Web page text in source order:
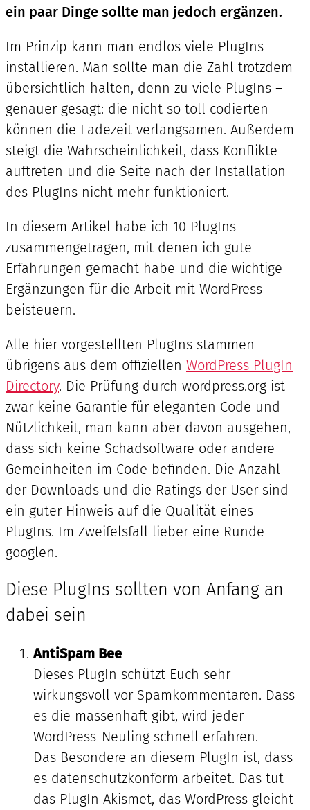
ein paar Dinge sollte man jedoch ergänzen.
Im Prinzip kann man endlos viele PlugIns
installieren. Man sollte man die Zahl trotzdem
übersichtlich halten, denn zu viele PlugIns –
genauer gesagt: die nicht so toll codierten –
können die Ladezeit verlangsamen. Außerdem
steigt die Wahrscheinlichkeit, dass Konflikte
auftreten und die Seite nach der Installation
des PlugIns nicht mehr funktioniert.
In diesem Artikel habe ich 10 PlugIns
zusammengetragen, mit denen ich gute
Erfahrungen gemacht habe und die wichtige
Ergänzungen für die Arbeit mit WordPress
beisteuern.
Alle hier vorgestellten PlugIns stammen
übrigens aus dem offiziellen WordPress PlugIn
Directory. Die Prüfung durch wordpress.org ist
zwar keine Garantie für eleganten Code und
Nützlichkeit, man kann aber davon ausgehen,
dass sich keine Schadsoftware oder andere
Gemeinheiten im Code befinden. Die Anzahl
der Downloads und die Ratings der User sind
ein guter Hinweis auf die Qualität eines
PlugIns. Im Zweifelsfall lieber eine Runde
googlen.
Diese PlugIns sollten von Anfang an
dabei sein
AntiSpam Bee
Dieses PlugIn schützt Euch sehr
wirkungsvoll vor Spamkommentaren. Dass
es die massenhaft gibt, wird jeder
WordPress-Neuling schnell erfahren.
Das Besondere an diesem PlugIn ist, dass
es datenschutzkonform arbeitet. Das tut
das PlugIn Akismet, das WordPress gleicht